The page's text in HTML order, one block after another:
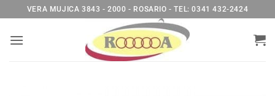
al
contenido
VERA MUJICA 3843 - 2000 - ROSARIO - TEL: 0341 432-2424